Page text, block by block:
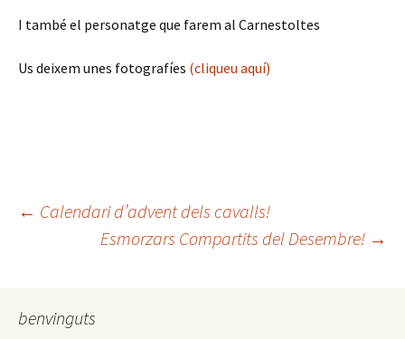
I també el personatge que farem al Carnestoltes
Us deixem unes fotografíes (cliqueu aquí)
Navegació
pels
← Calendari d’advent dels cavalls!
Esmorzars Compartits del Desembre! →
benvinguts